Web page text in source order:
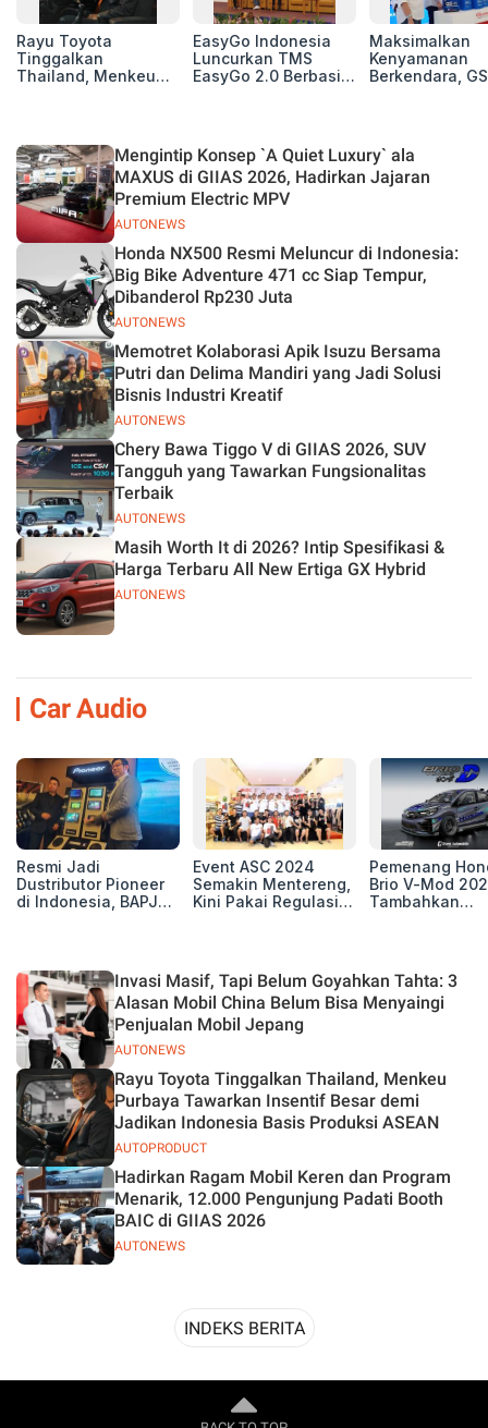
Rayu Toyota
Tinggalkan
Thailand, Menkeu
Basis Produksi
ASEAN
EasyGo Indonesia
Luncurkan TMS
EasyGo 2.0 Berbasis
Maksimalkan
Kenyamanan
Berkendara,
2026
AUTONEWS
Mengintip Konsep `A Quiet Luxury` ala
MAXUS di GIIAS 2026, Hadirkan Jajaran
Premium Electric MPV
AUTONEWS
Honda NX500 Resmi Meluncur di Indonesia:
Big Bike Adventure 471 cc Siap Tempur,
Dibanderol Rp230 Juta
AUTONEWS
Memotret Kolaborasi Apik Isuzu Bersama
Putri dan Delima Mandiri yang Jadi Solusi
Bisnis Industri Kreatif
AUTONEWS
Chery Bawa Tiggo V di GIIAS 2026, SUV
Tangguh yang Tawarkan Fungsionalitas
Terbaik
AUTONEWS
Masih Worth It di 2026? Intip Spesifikasi &
Harga Terbaru All New Ertiga GX Hybrid
Car Audio
Resmi Jadi
Dustributor Pioneer
di Indonesia, BAPJ
Event ASC 2024
Semakin Mentereng,
Kini Pakai Regulasi
Pemenang
Brio V-Mod
Tambahkan
AUTONEWS
Invasi Masif, Tapi Belum Goyahkan Tahta: 3
Alasan Mobil China Belum Bisa Menyaingi
Penjualan Mobil Jepang
AUTOPRODUCT
Rayu Toyota Tinggalkan Thailand, Menkeu
Purbaya Tawarkan Insentif Besar demi
Jadikan Indonesia Basis Produksi ASEAN
AUTONEWS
Hadirkan Ragam Mobil Keren dan Program
Menarik, 12.000 Pengunjung Padati Booth
BAIC di GIIAS 2026
INDEKS BERITA